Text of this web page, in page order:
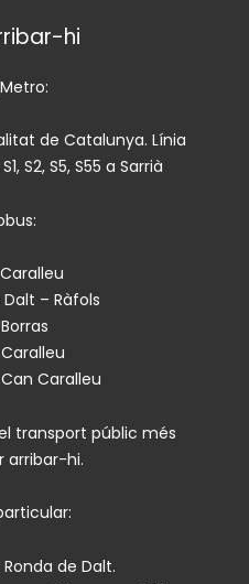
hi
de Catalunya. Línia
S2, S5, S55 a Sarrià
– Ràfols
Caralleu
transport públic més
arribar-hi.
de Dalt.